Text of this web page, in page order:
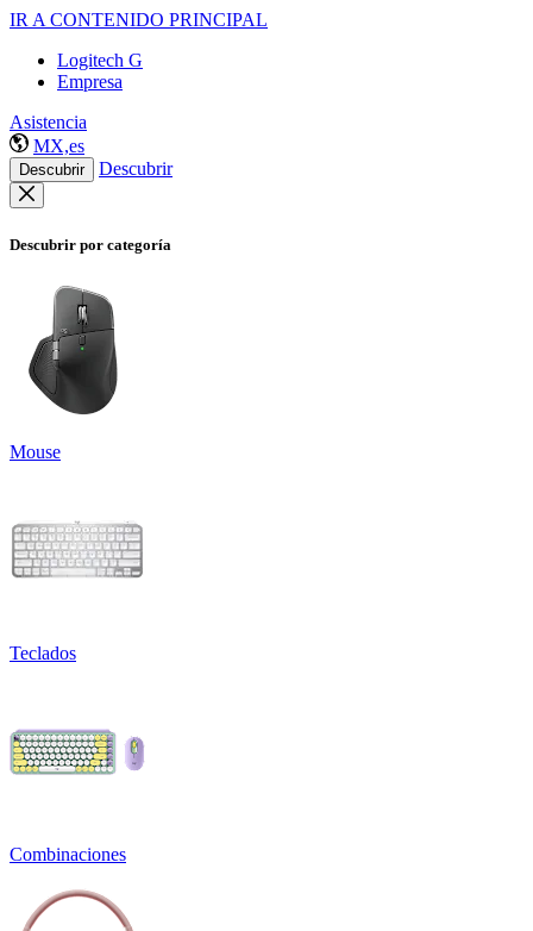
IR A CONTENIDO PRINCIPAL
Logitech G
Empresa
Asistencia
MX,es
Descubrir Descubrir
Descubrir por categoría
Mouse
Teclados
Combinaciones